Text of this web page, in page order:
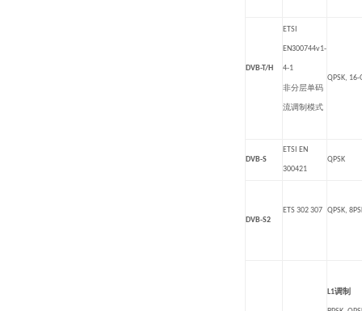
DVB-T/H
ETSI
EN300744v1-
4-1
非分层单码
流调制模式
QPSK,
DVB-S
ETSI EN
300421
QPSK
DVB-S2
ETS 302 307 QPSK,
L1调制